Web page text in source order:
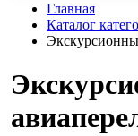
Главная
Каталог